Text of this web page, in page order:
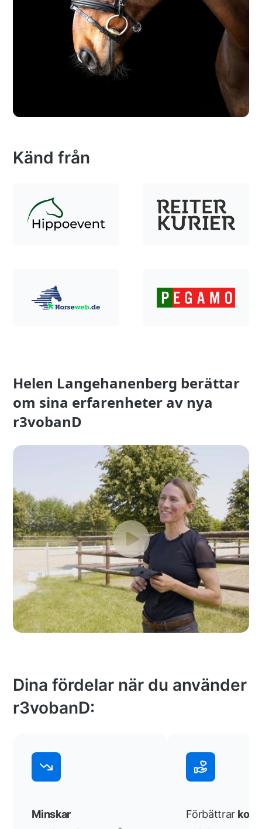
Känd från
Helen Langehanenberg berättar
om sina erfarenheter av nya
r3vobanD
Dina fördelar när du använder
r3vobanD:
Minskar
Förbättrar